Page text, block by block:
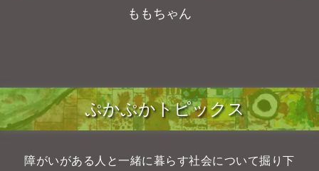
ももちゃん
ぷかぷかトピックス
障がいがある人と一緒に暮らす社会について掘り下